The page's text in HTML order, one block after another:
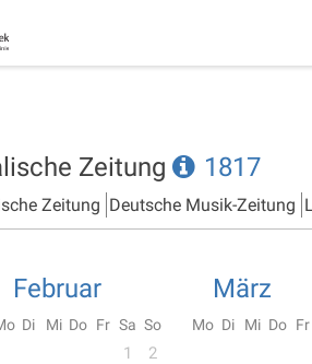
Zeitung 1817
Zeitung Deutsche Musik-Zeitung
Februar
Di Mi Do Fr Sa So
1
2
März
Mo Di Mi Do Fr